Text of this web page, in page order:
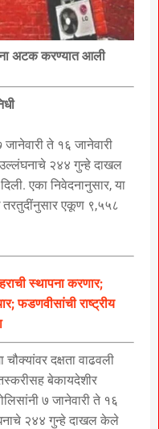
अटक करण्यात आली
ते १६ जानेवारी
२४४ गुन्हे दाखल
एका निवेदनानुसार, या
तरतुदींनुसार एकूण ९,५५८
स्थापना करणार;
फडणवीसांची राष्ट्रीय
दक्षता वाढवली
बेकायदेशीर
७ जानेवारी ते १६
२४४ गुन्हे दाखल केले